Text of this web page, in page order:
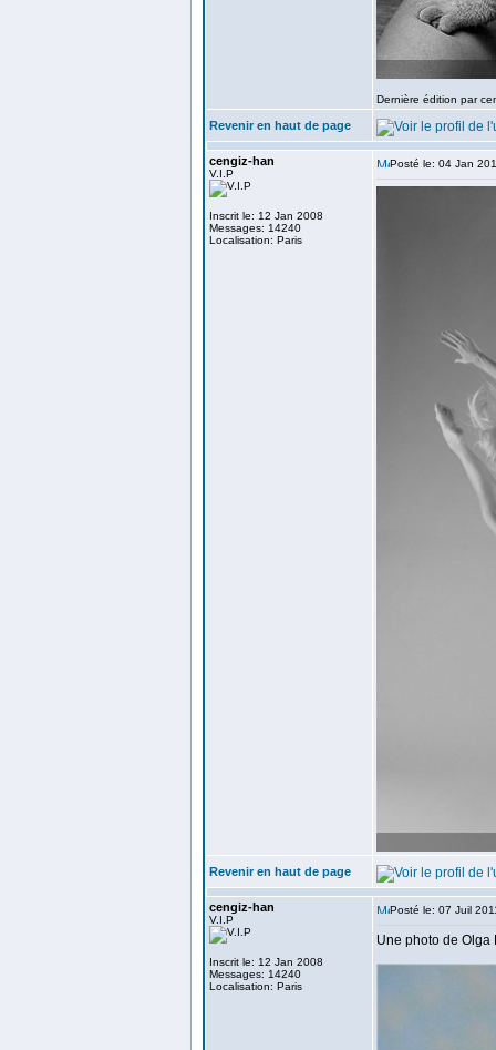
Dernière édition par
Revenir en haut de page
cengiz-han
V.I.P
Inscrit le: 12 Jan 2008
Messages: 14240
Localisation: Paris
Posté le: 04 Jan
Revenir en haut de page
cengiz-han
V.I.P
Inscrit le: 12 Jan 2008
Messages: 14240
Localisation: Paris
Posté le: 07 Juil
Une photo de Olga